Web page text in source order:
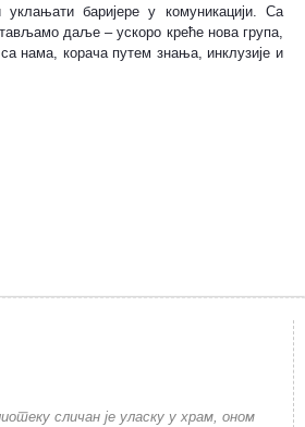
баријере у комуникацији. Са
даље – ускоро креће нова група,
нама, корача путем знања, инклузије и
сличан је уласку у храм, оном